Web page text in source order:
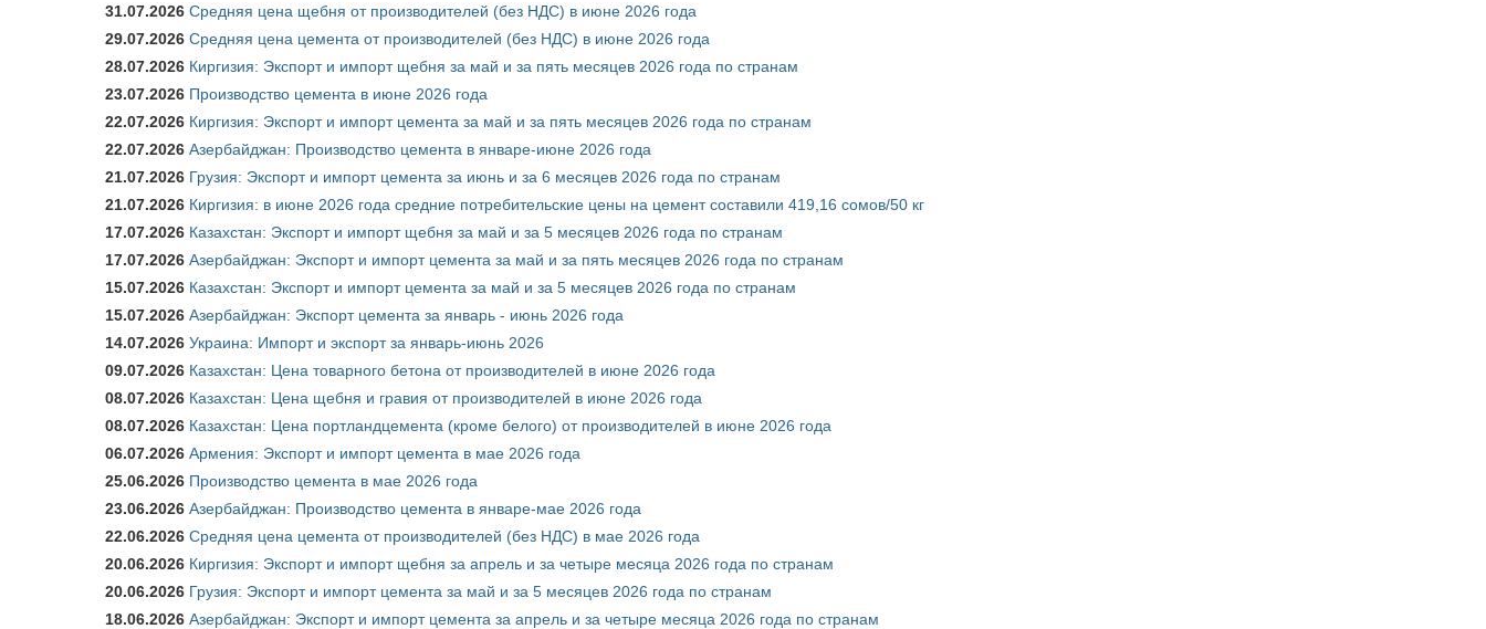
31.07.2026 Средняя цена щебня от производителей (без НДС) в июне 2026 года
29.07.2026 Средняя цена цемента от производителей (без НДС) в июне 2026 года
28.07.2026 Киргизия: Экспорт и импорт щебня за май и за пять месяцев 2026 года по странам
23.07.2026 Производство цемента в июне 2026 года
22.07.2026 Киргизия: Экспорт и импорт цемента за май и за пять месяцев 2026 года по странам
22.07.2026 Азербайджан: Производство цемента в январе-июне 2026 года
21.07.2026 Грузия: Экспорт и импорт цемента за июнь и за 6 месяцев 2026 года по странам
21.07.2026 Киргизия: в июне 2026 года средние потребительские цены на цемент составили 419,16 сомов/50 кг
17.07.2026 Казахстан: Экспорт и импорт щебня за май и за 5 месяцев 2026 года по странам
17.07.2026 Азербайджан: Экспорт и импорт цемента за май и за пять месяцев 2026 года по странам
15.07.2026 Казахстан: Экспорт и импорт цемента за май и за 5 месяцев 2026 года по странам
15.07.2026 Азербайджан: Экспорт цемента за январь - июнь 2026 года
14.07.2026 Украина: Импорт и экспорт за январь-июнь 2026
09.07.2026 Казахстан: Цена товарного бетона от производителей в июне 2026 года
08.07.2026 Казахстан: Цена щебня и гравия от производителей в июне 2026 года
08.07.2026 Казахстан: Цена портландцемента (кроме белого) от производителей в июне 2026 года
06.07.2026 Армения: Экспорт и импорт цемента в мае 2026 года
25.06.2026 Производство цемента в мае 2026 года
23.06.2026 Азербайджан: Производство цемента в январе-мае 2026 года
22.06.2026 Средняя цена цемента от производителей (без НДС) в мае 2026 года
20.06.2026 Киргизия: Экспорт и импорт щебня за апрель и за четыре месяца 2026 года по странам
20.06.2026 Грузия: Экспорт и импорт цемента за май и за 5 месяцев 2026 года по странам
18.06.2026 Азербайджан: Экспорт и импорт цемента за апрель и за четыре месяца 2026 года по странам